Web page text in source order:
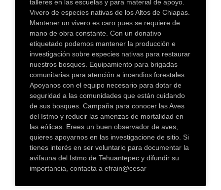
talleres en las escuelas y para material de apoyo.
Vivero de especies nativas de los Altos de Chiapas.
Mantener un vivero es caro pues se requiere de
mano de obra constante. Con un donativo
etiquetado podemos mantener la producción e
investigación sobre especies nativas para restaurar
nuestros bosques. Equipamiento para brigadas
comunitarias para atención a incendios forestales
Apoyanos con el equipo necesario para dotar de
seguridad a las comunidades que están cuidando
de sus bosques. Campaña para conocer las Aves
del Istmo y reducir las amenzas de mortalidad en
las eólicas. Erees un buen observador de aves,
quieres apoyarnos en las investigacione de sitio. Si
tienes interés en ser voluntario para documentar la
avifauna del Istmo de Tehuantepec y difundir su
importancia, contacta a efrain@cesar